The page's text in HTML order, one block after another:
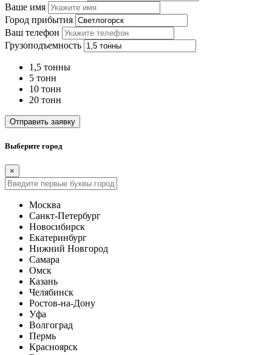
Ваше имя
Город прибытия
Ваш телефон
Грузоподъемность
1,5 тонны
5 тонн
10 тонн
20 тонн
Отправить заявку
Выберите город
×
Москва
Санкт-Петербург
Новосибирск
Екатеринбург
Нижний Новгород
Самара
Омск
Казань
Челябинск
Ростов-на-Дону
Уфа
Волгоград
Пермь
Красноярск